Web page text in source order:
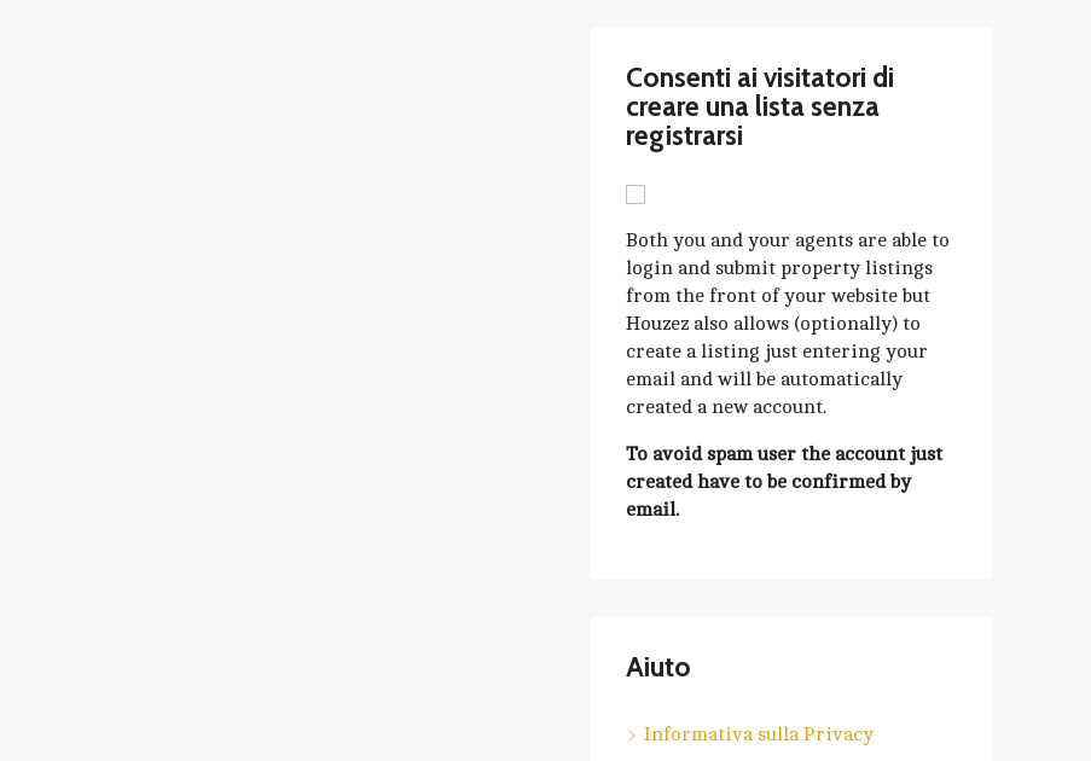
Consenti ai visitatori di
creare una lista senza
registrarsi
Both you and your agents are able to
login and submit property listings
from the front of your website but
Houzez also allows (optionally) to
create a listing just entering your
email and will be automatically
created a new account.
To avoid spam user the account just
created have to be confirmed by
email.
Aiuto
Informativa sulla Privacy